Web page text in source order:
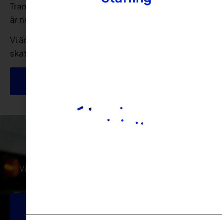
Transport av kyl/frys, styckegods och farligt gods
är några av våra specialiteter.
Vi är ett momsregistrerat företag och innehar F-
skattesedel.
Vill du ha en bättre bemanningslösning eller bli en